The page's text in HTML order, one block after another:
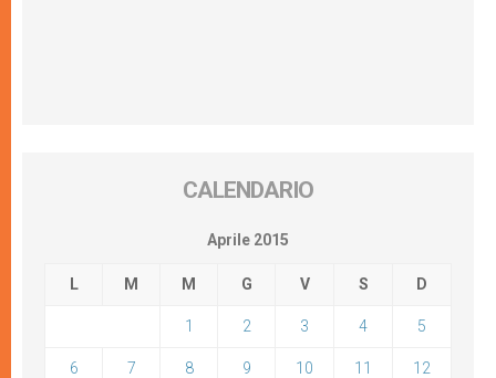
CALENDARIO
Aprile 2015
L M M G V S D
1 2 3 4 5
6 7 8 9 10 11 12